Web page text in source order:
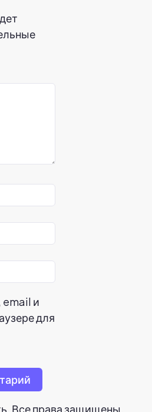
email и
для
Все права защищены.